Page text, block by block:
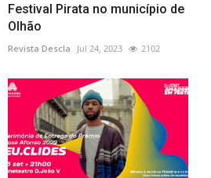
Festival Pirata no município de
Olhão
Revista Descla Jul 24, 2023 2102